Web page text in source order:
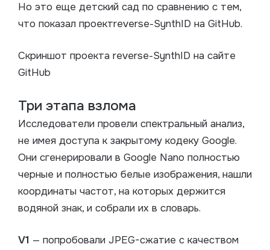
Но это еще детский сад по сравнению с тем,
что показал проектreverse-SynthID на GitHub.
Скриншот проекта reverse-SynthID на сайте
GitHub
Три этапа взлома
Исследователи провели спектральный анализ,
не имея доступа к закрытому кодеку Google.
Они сгенерировали в Google Nano полностью
черные и полностью белые изображения, нашли
координаты частот, на которых держится
водяной знак, и собрали их в словарь.
V1 — попробовали JPEG-сжатие с качеством